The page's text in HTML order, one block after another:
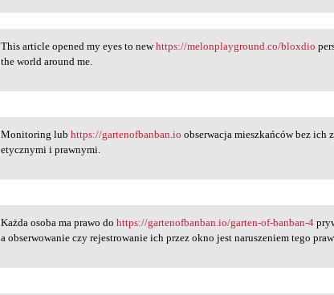
This article opened my eyes
This article opened my eyes to newhttps://melonplayground.co/bloxdio
the world around me.
Monitoring lub https:/
Monitoring lubhttps://gartenofbanban.io obserwacja mieszkańców bez ich
etycznymi i prawnymi.
Każda osoba ma prawo do https
Każda osoba ma prawo dohttps://gartenofbanban.io/garten-of-banban-4
a obserwowanie czy rejestrowanie ich przez okno jest naruszeniem tego